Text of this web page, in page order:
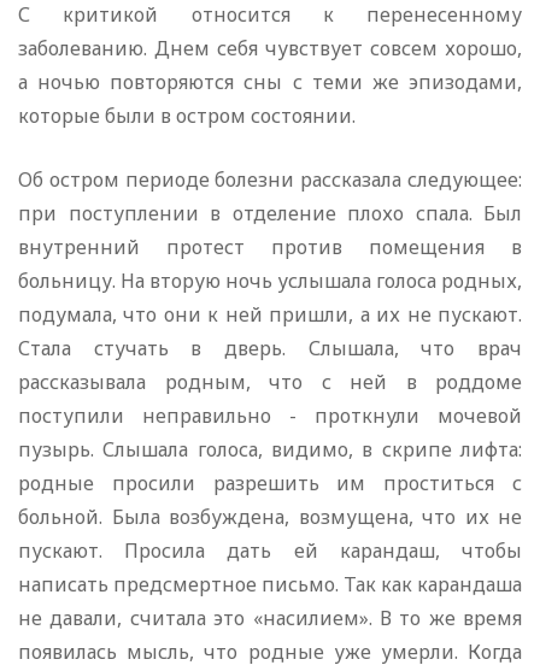
С критикой относится к перенесенному
заболеванию. Днем себя чувствует совсем хорошо,
а ночью повторяются сны с теми же эпизодами,
которые были в остром состоянии.
Об остром периоде болезни рассказала следующее:
при поступлении в отделение плохо спала. Был
внутренний протест против помещения в
больницу. На вторую ночь услышала голоса родных,
подумала, что они к ней пришли, а их не пускают.
Стала стучать в дверь. Слышала, что врач
рассказывала родным, что с ней в роддоме
поступили неправильно - проткнули мочевой
пузырь. Слышала голоса, видимо, в скрипе лифта:
родные просили разрешить им проститься с
больной. Была возбуждена, возмущена, что их не
пускают. Просила дать ей карандаш, чтобы
написать предсмертное письмо. Так как карандаша
не давали, считала это «насилием». В то же время
появилась мысль, что родные уже умерли. Когда